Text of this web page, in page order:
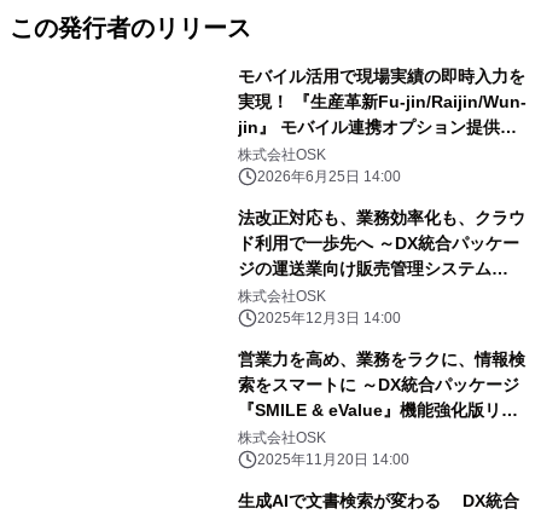
この発行者のリリース
モバイル活用で現場実績の即時入力を
実現！ 『生産革新Fu-jin/Raijin/Wun-
jin』 モバイル連携オプション提供開
始
株式会社OSK
2026年6月25日 14:00
法改正対応も、業務効率化も、クラウ
ド利用で一歩先へ ～DX統合パッケー
ジの運送業向け販売管理システム
『SMILE V Air トラックスター』をリ
リース～
株式会社OSK
2025年12月3日 14:00
営業力を高め、業務をラクに、情報検
索をスマートに ～DX統合パッケージ
『SMILE & eValue』機能強化版リリ
ース～
株式会社OSK
2025年11月20日 14:00
生成AIで文書検索が変わる DX統合